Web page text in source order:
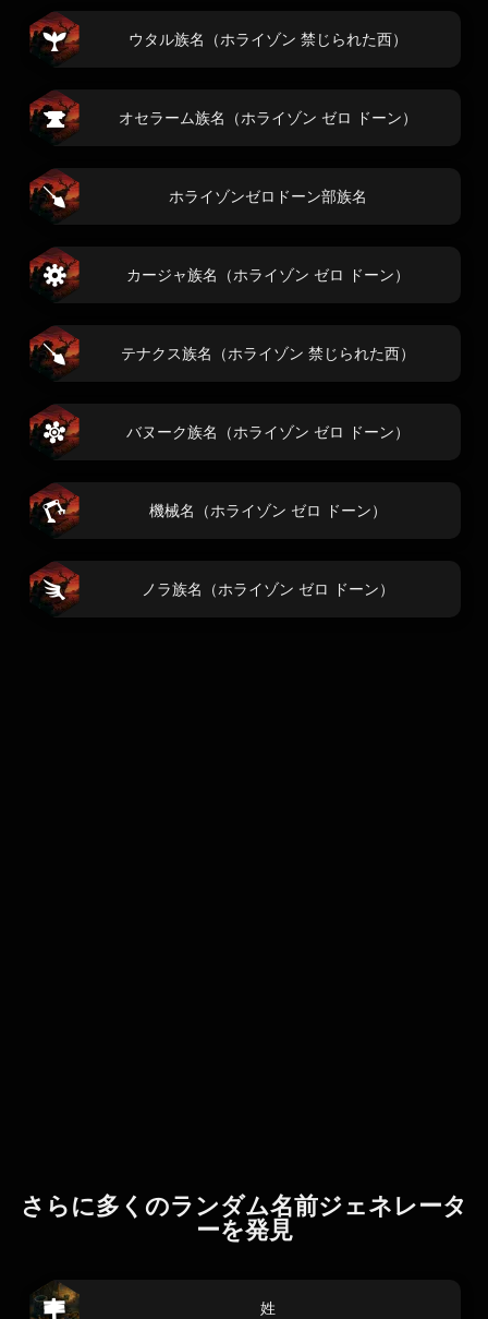
ウタル族名（ホライゾン 禁じられた西）
オセラーム族名（ホライゾン ゼロ ドーン）
ホライゾンゼロドーン部族名
カージャ族名（ホライゾン ゼロ ドーン）
テナクス族名（ホライゾン 禁じられた西）
バヌーク族名（ホライゾン ゼロ ドーン）
機械名（ホライゾン ゼロ ドーン）
ノラ族名（ホライゾン ゼロ ドーン）
さらに多くのランダム名前ジェネレータ
ーを発見
姓